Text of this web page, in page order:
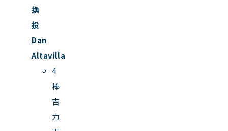
換
投
Dan
Altavilla
4
棒
吉
力